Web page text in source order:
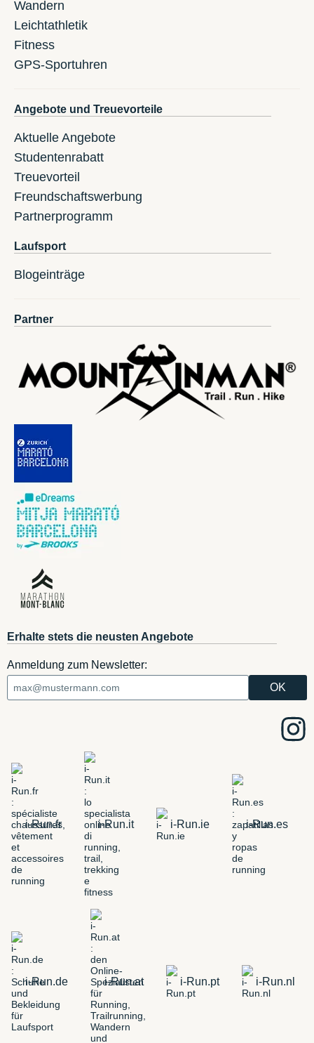
Wandern
Leichtathletik
Fitness
GPS-Sportuhren
Angebote und Treuevorteile
Aktuelle Angebote
Studentenrabatt
Treuevorteil
Freundschaftswerbung
Partnerprogramm
Laufsport
Blogeinträge
Partner
Erhalte stets die neusten Angebote
Anmeldung zum Newsletter:
i-Run.fr i-Run.it i-Run.ie i-Run.es
i-Run.de i-Run.at i-Run.pt i-Run.nl